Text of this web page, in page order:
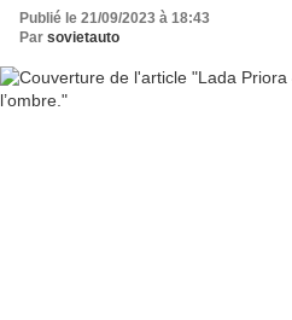
Publié le 21/09/2023 à 18:43
Par sovietauto